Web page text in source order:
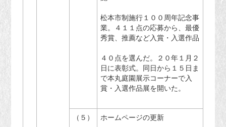
松本市制施行１００周年記念事
業。４１１点の応募から、最優
秀賞、推薦など入賞・入選作品
４０点を選んだ。２０年１月２
日に表彰式。同日から１５日ま
で本丸庭園展示コーナーで入
賞・入選作品展を開いた。
（５）
ホームページの更新